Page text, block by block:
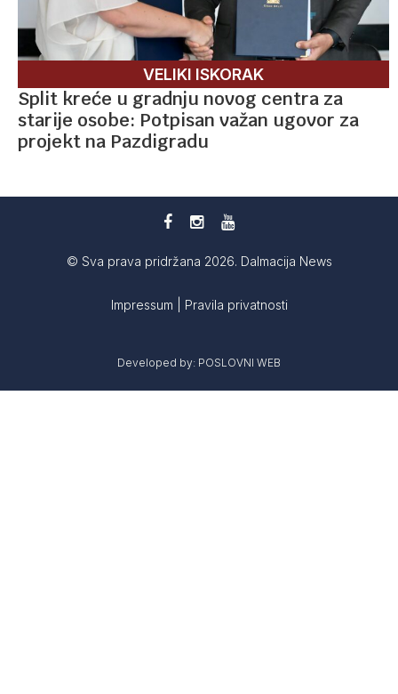
VELIKI ISKORAK
Split kreće u gradnju novog centra za
starije osobe: Potpisan važan ugovor za
projekt na Pazdigradu
© Sva prava pridržana 2026. Dalmacija News
Impressum Pravila privatnosti
Developed by: POSLOVNI WEB